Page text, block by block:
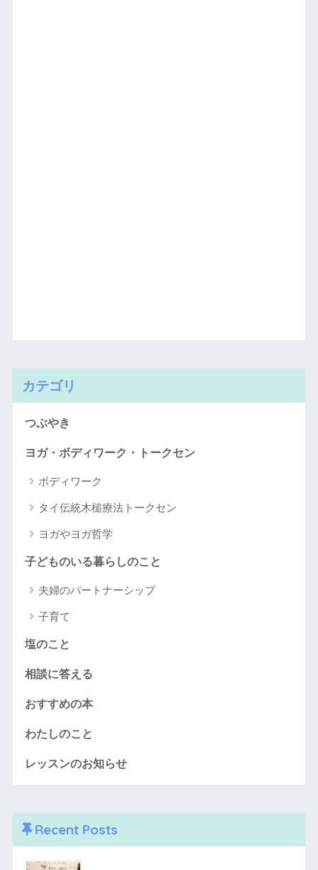
カテゴリ
つぶやき
ヨガ・ボディワーク・トークセン
ボディワーク
タイ伝統木槌療法トークセン
ヨガやヨガ哲学
子どものいる暮らしのこと
夫婦のパートナーシップ
子育て
塩のこと
相談に答える
おすすめの本
わたしのこと
レッスンのお知らせ
Recent Posts